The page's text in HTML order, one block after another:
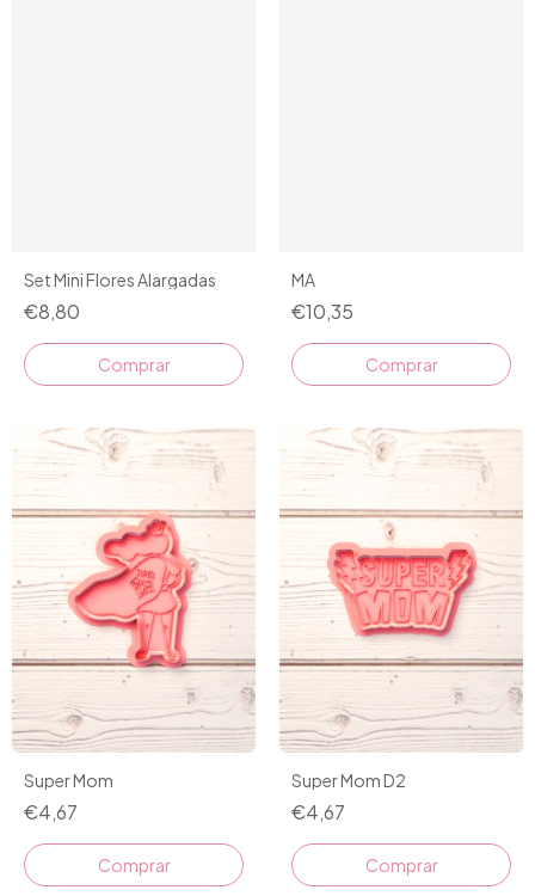
Set Mini Flores Alargadas
€8,80
MA
€10,35
Comprar
Super Mom
€4,67
Comprar
Super Mom D2
€4,67
Comprar